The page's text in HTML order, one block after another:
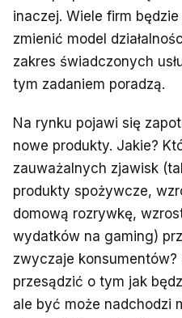
inaczej. Wiele firm
zmienić model
zakres świadczonych
tym zadaniem poradzą.
Na rynku pojawi się
nowe produkty. Jakie?
zauważalnych zjawisk
produkty spożywcze,
domową rozrywkę,
wydatków na gaming)
zwyczaje
przesądzić o tym jak
ale być może nadchodzi